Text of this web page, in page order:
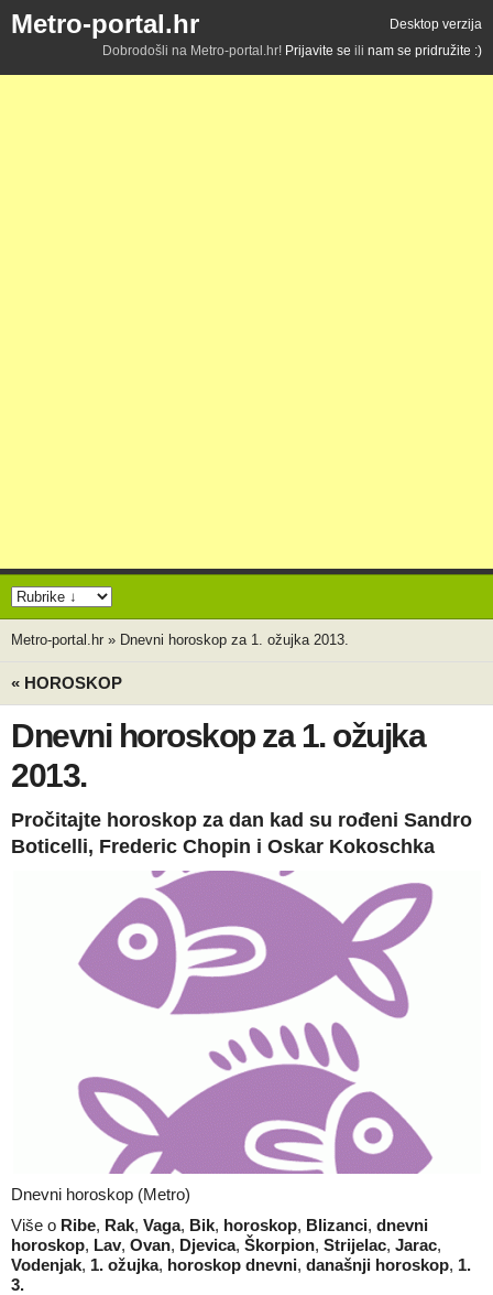
Metro-portal.hr
Desktop verzija
Dobrodošli na Metro-portal.hr! Prijavite se ili nam se pridružite :)
Metro-portal.hr » Dnevni horoskop za 1. ožujka 2013.
« HOROSKOP
Dnevni horoskop za 1. ožujka
2013.
Pročitajte horoskop za dan kad su rođeni Sandro
Boticelli, Frederic Chopin i Oskar Kokoschka
Dnevni horoskop (Metro)
Više o Ribe, Rak, Vaga, Bik, horoskop, Blizanci, dnevni
horoskop, Lav, Ovan, Djevica, Škorpion, Strijelac, Jarac,
Vodenjak, 1. ožujka, horoskop dnevni, današnji horoskop, 1.
3.